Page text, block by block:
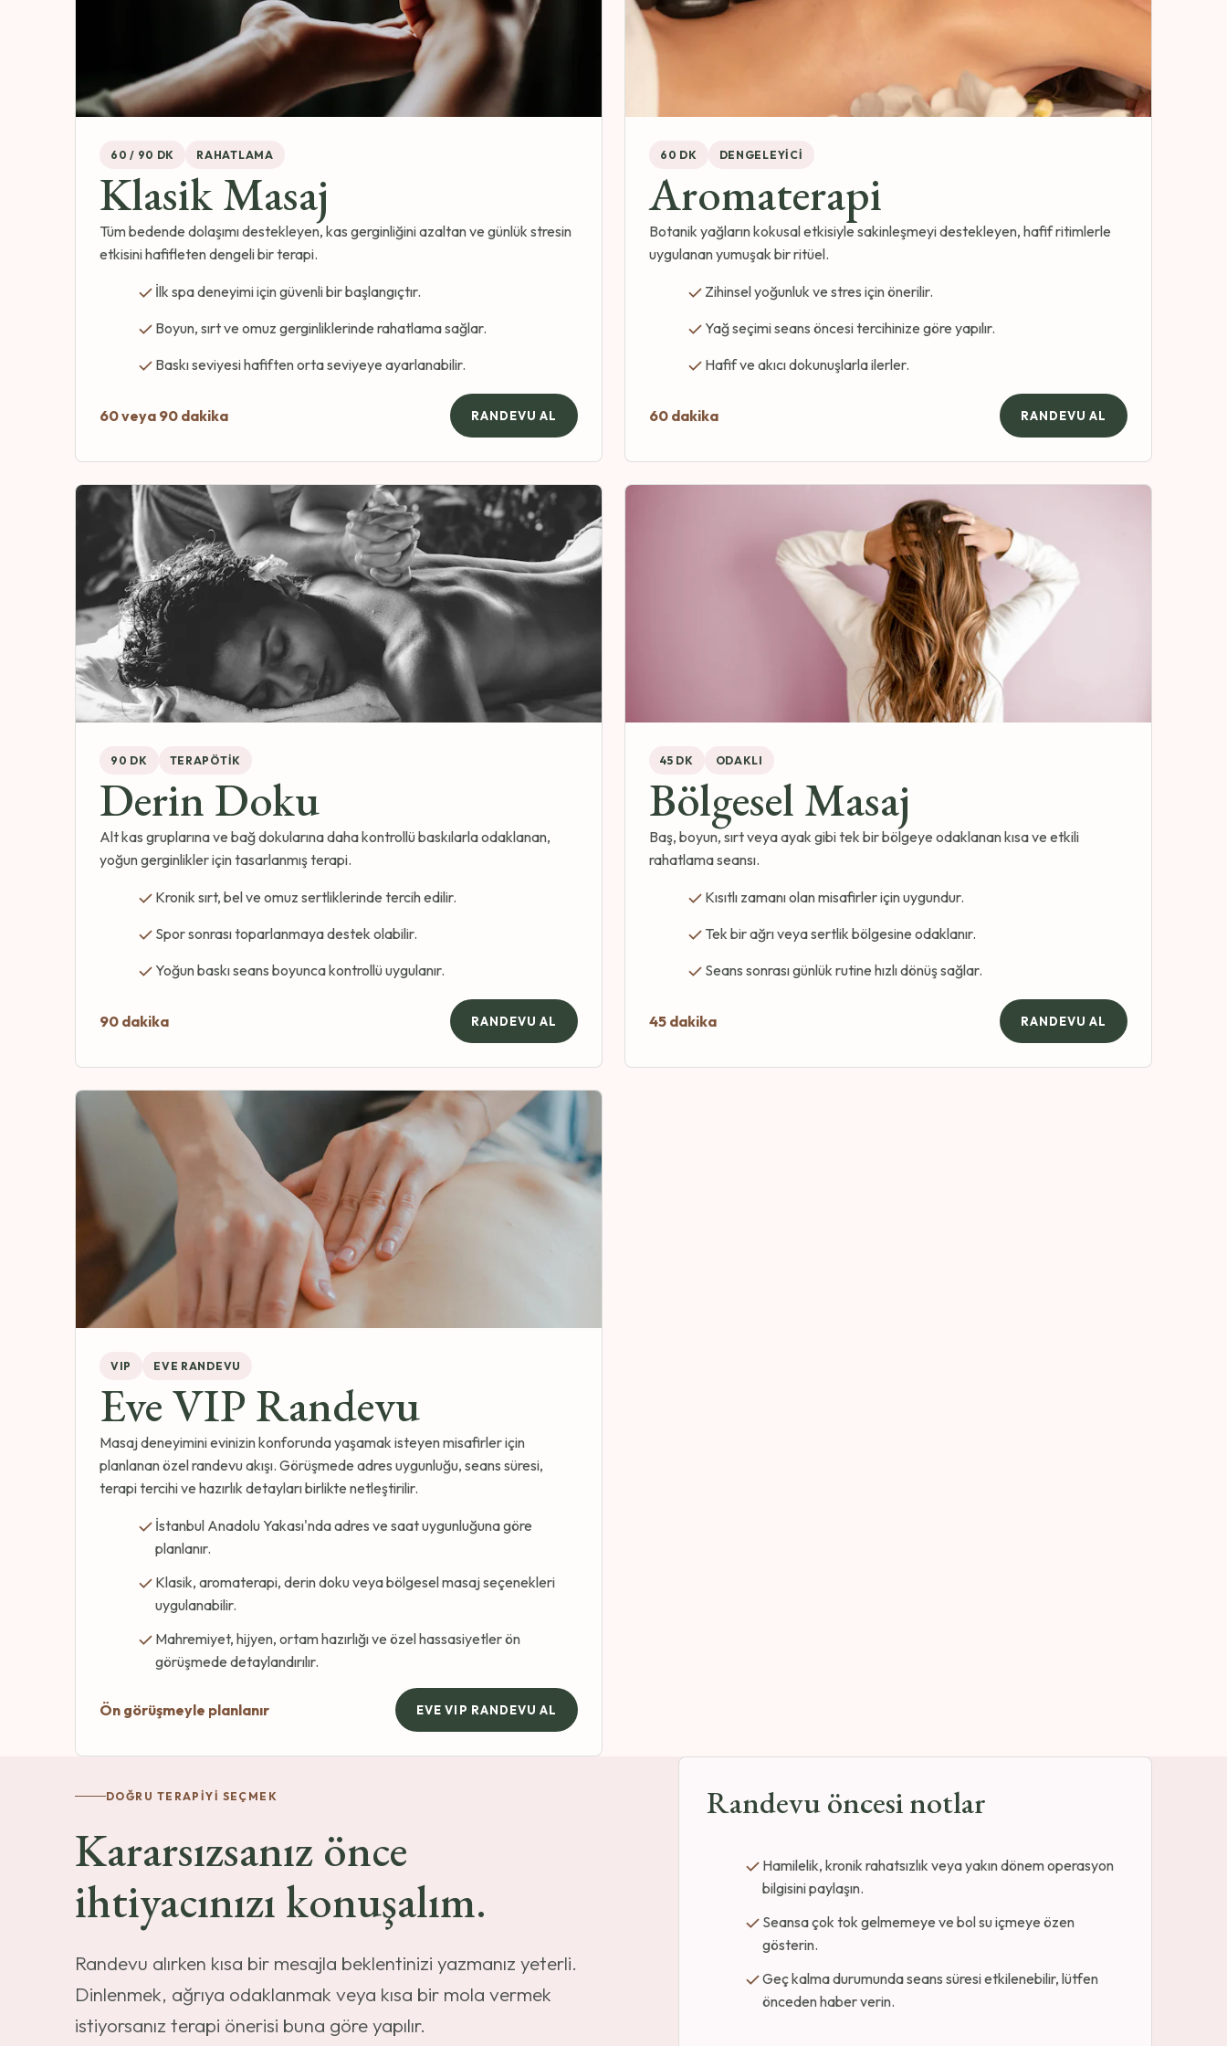
60 / 90 DK RAHATLAMA
Klasik Masaj
Tüm bedende dolaşımı destekleyen, kas gerginliğini azaltan ve günlük stresin
etkisini hafifleten dengeli bir terapi.
İlk spa deneyimi için güvenli bir başlangıçtır.
Boyun, sırt ve omuz gerginliklerinde rahatlama sağlar.
Baskı seviyesi hafiften orta seviyeye ayarlanabilir.
60 veya 90 dakika RANDEVU AL
60 DK DENGELEYICI
Aromaterapi
Botanik yağların kokusal etkisiyle sakinleşmeyi destekleyen, hafif ritimlerle
uygulanan yumuşak bir ritüel.
Zihinsel yoğunluk ve stres için önerilir.
Yağ seçimi seans öncesi tercihinize göre yapılır.
Hafif ve akıcı dokunuşlarla ilerler.
60 dakika RANDEVU AL
90 DK TERAPÖTIK
Derin Doku
Alt kas gruplarına ve bağ dokularına daha kontrollü baskılarla odaklanan,
yoğun gerginlikler için tasarlanmış terapi.
Kronik sırt, bel ve omuz sertliklerinde tercih edilir.
Spor sonrası toparlanmaya destek olabilir.
Yoğun baskı seans boyunca kontrollü uygulanır.
90 dakika RANDEVU AL
45 DK ODAKLI
Bölgesel Masaj
Baş, boyun, sırt veya ayak gibi tek bir bölgeye odaklanan kısa ve etkili
rahatlama seansı.
Kısıtlı zamanı olan misafirler için uygundur.
Tek bir ağrı veya sertlik bölgesine odaklanır.
Seans sonrası günlük rutine hızlı dönüş sağlar.
45 dakika RANDEVU AL
VIP EVE RANDEVU
Eve VIP Randevu
Masaj deneyimini evinizin konforunda yaşamak isteyen misafirler için
planlanan özel randevu akışı. Görüşmede adres uygunluğu, seans süresi,
terapi tercihi ve hazırlık detayları birlikte netleştirilir.
İstanbul Anadolu Yakası'nda adres ve saat uygunluğuna göre
planlanır.
Klasik, aromaterapi, derin doku veya bölgesel masaj seçenekleri
uygulanabilir.
Mahremiyet, hijyen, ortam hazırlığı ve özel hassasiyetler ön
görüşmede detaylandırılır.
Ön görüşmeyle planlanır EVE VIP RANDEVU AL
DOĞRU TERAPIYI SEÇMEK
Kararsızsanız önce
ihtiyacınızı konuşalım.
Randevu alırken kısa bir mesajla beklentinizi yazmanız yeterli.
Dinlenmek, ağrıya odaklanmak veya kısa bir mola vermek
istiyorsanız terapi önerisi buna göre yapılır.
Randevu öncesi notlar
Hamilelik, kronik rahatsızlık veya yakın dönem operasyon
bilgisini paylaşın.
Seansa çok tok gelmemeye ve bol su içmeye özen
gösterin.
Geç kalma durumunda seans süresi etkilenebilir, lütfen
önceden haber verin.